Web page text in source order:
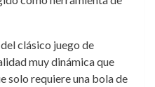
clásico juego de
muy dinámica que
solo requiere una bola de